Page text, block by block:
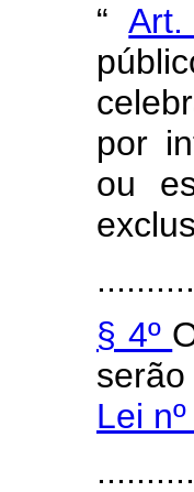
“
por
ou
§ 4º
Lei